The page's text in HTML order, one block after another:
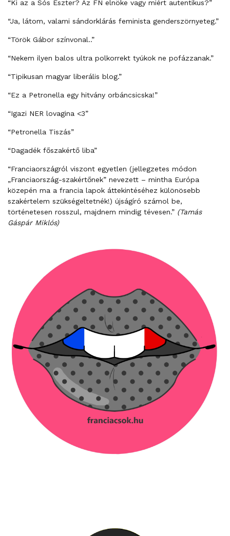
“Ki az a Sós Eszter? Az FN elnöke vagy miért autentikus?”
“Ja, látom, valami sándorklárás feminista genderszörnyeteg.”
“Török Gábor színvonal..”
“Nekem ilyen balos ultra polkorrekt tyúkok ne pofázzanak.”
“Tipikusan magyar liberális blog.”
“Ez a Petronella egy hitvány orbáncsicska!”
“Igazi NER lovagina <3”
“Petronella Tiszás”
“Dagadék főszakértő liba”
“Franciaországról viszont egyetlen (jellegzetes módon
„Franciaország-szakértőnek” nevezett – mintha Európa
közepén ma a francia lapok áttekintéséhez különösebb
szakértelem szükségeltetnék!) újságíró számol be,
történetesen rosszul, majdnem mindig tévesen.” (Tamás
Gáspár Miklós)